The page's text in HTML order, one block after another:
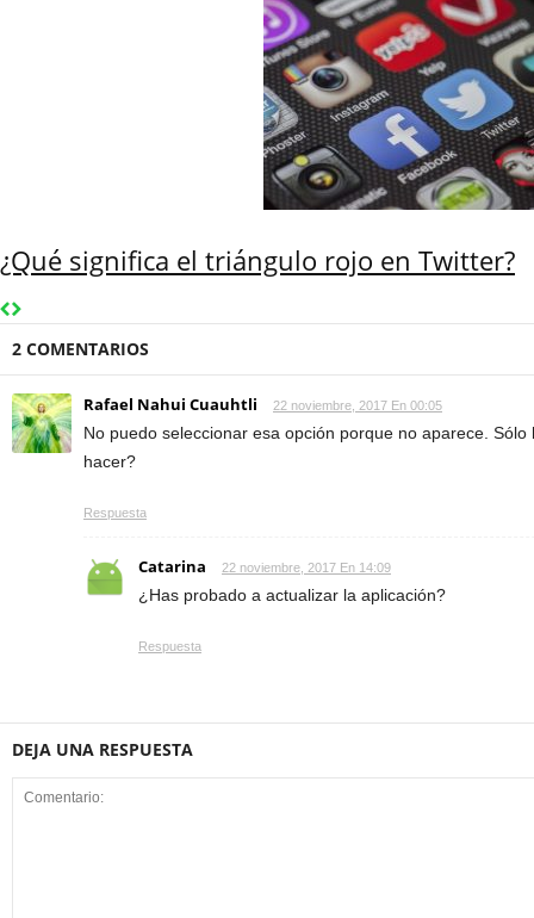
¿Qué significa el triángulo rojo en Twitter?
2 COMENTARIOS
Rafael Nahui Cuauhtli 22 noviembre, 2017 En 00:05
No puedo seleccionar esa opción porque no aparece.
hacer?
Respuesta
Catarina 22 noviembre, 2017 En 14:09
¿Has probado a actualizar la aplicación?
Respuesta
DEJA UNA RESPUESTA